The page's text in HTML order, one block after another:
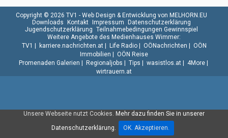
Unsere Webseite nutzt Cookies. Mehr dazu finden Sie in unserer
Datenschutzerklärung.
OK. Akzeptieren.
Copyright © 2026 TV1 - Web Design & Entwicklung von MELHORN.EU
Downloads
Kontakt Impressum
Datenschutzerklärung
Jugendschutzerklärung Teilnahmebedingungen Gewinnspiel
Weitere Angebote des Medienhauses Wimmer:
TV1
karriere.nachrichten.at| Life Radio| OÖNachrichten
OÖN
Immobilien
OÖN Reise
Promenaden Galerien
Regionaljobs Tips wasistlos.at| 4More|
wirtrauern.at